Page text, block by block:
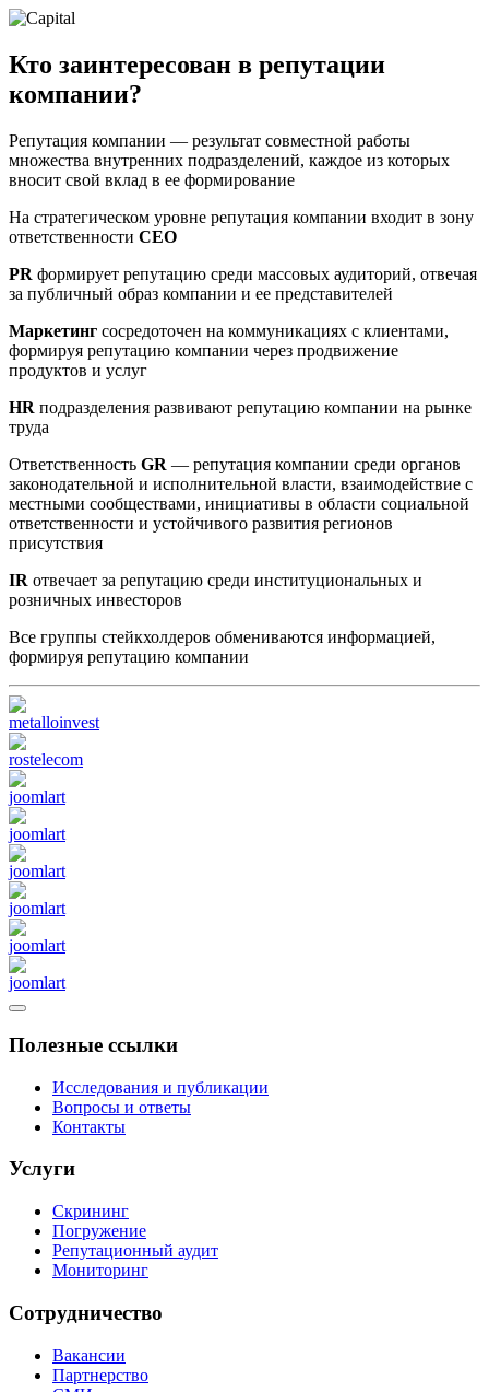
Кто заинтересован в репутации
компании?
Репутация компании — результат совместной работы
множества внутренних подразделений, каждое из которых
вносит свой вклад в ее формирование
На стратегическом уровне репутация компании входит в зону
ответственности CEO
PR формирует репутацию среди массовых аудиторий, отвечая
за публичный образ компании и ее представителей
Маркетинг сосредоточен на коммуникациях с клиентами,
формируя репутацию компании через продвижение
продуктов и услуг
HR подразделения развивают репутацию компании на рынке
труда
Ответственность GR — репутация компании среди органов
законодательной и исполнительной власти, взаимодействие с
местными сообществами, инициативы в области социальной
ответственности и устойчивого развития регионов
присутствия
IR отвечает за репутацию среди институциональных и
розничных инвесторов
Все группы стейкхолдеров обмениваются информацией,
формируя репутацию компании
Полезные ссылки
Исследования и публикации
Вопросы и ответы
Контакты
Услуги
Скрининг
Погружение
Репутационный аудит
Мониторинг
Сотрудничество
Вакансии
Партнерство